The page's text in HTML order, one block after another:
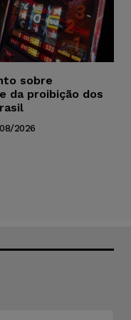
sobre
da proibição dos
2026